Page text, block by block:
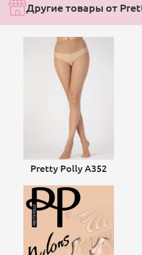
Другие товары от
Pretty Polly A352